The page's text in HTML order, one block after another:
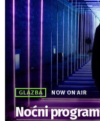
GLAZBA NOW ON AIR
Noćni program